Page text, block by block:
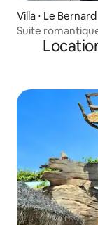
Villa ⋅ Le Bernard
Suite